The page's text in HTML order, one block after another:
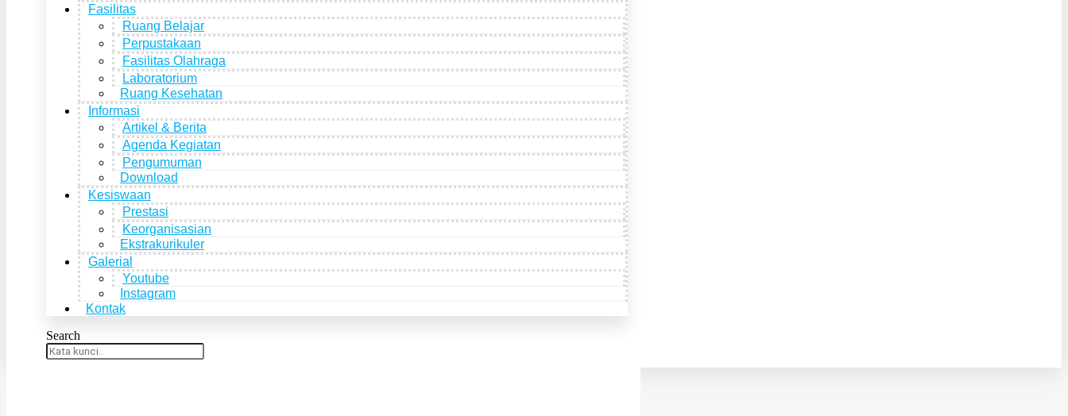
Fasilitas
Ruang Belajar
Perpustakaan
Fasilitas Olahraga
Laboratorium
Ruang Kesehatan
Informasi
Artikel & Berita
Agenda Kegiatan
Pengumuman
Download
Kesiswaan
Prestasi
Keorganisasian
Ekstrakurikuler
Galerial
Youtube
Instagram
Kontak
Search